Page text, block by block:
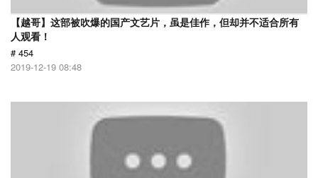
【越哥】这部被吹爆的国产文艺片，虽是佳作，但却并不适合所有
人观看！
# 454
2019-12-19 08:48